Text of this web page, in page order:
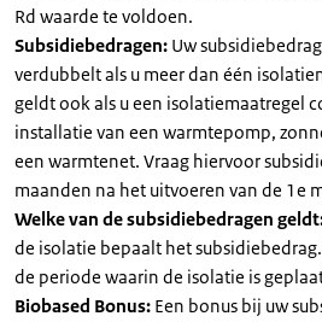
Rd waarde te voldoen.
Subsidiebedragen: Uw
verdubbelt als u meer dan één
geldt ook als u een isolatiemaatregel
installatie van een warmtepomp,
een warmtenet. Vraag hiervoor
maanden na het uitvoeren van de 1e
Welke van de subsidiebedragen
de isolatie bepaalt het
de periode waarin de isolatie is
Biobased Bonus: Een bonus bij uw